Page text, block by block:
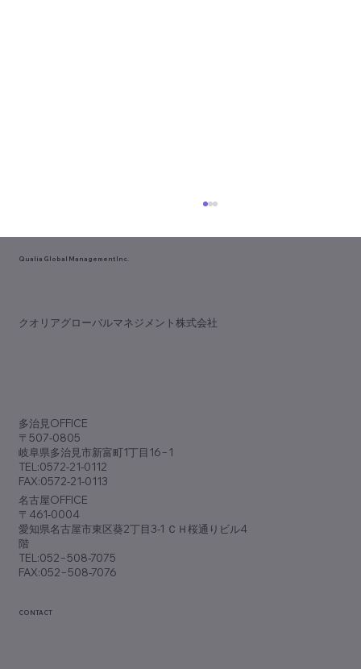
Qualia Global Management Inc.
​クオリアグローバルマネジメント株式会社
​多治見OFFICE
〒507-0805
岐阜県多治見市新富町1丁目16−1
TEL:0572-21-0112
FAX:0572-21-0113
​名古屋OFFICE
〒461-0004
愛知県名古屋市東区葵2丁目3-1 ＣＨ桜通りビル4
階
TEL:052−508-7075
FAX:052−508-7076
CONTACT